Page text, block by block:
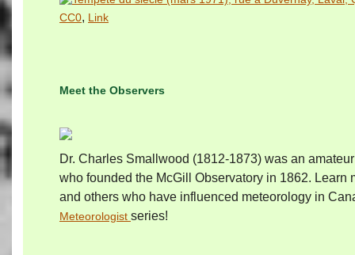
CC0, Link
Meet the Observers
Dr. Charles Smallwood (1812-1873) was an
who founded the McGill Observatory in 1862. Learn
and others who have influenced meteorology in
Meteorologist series!